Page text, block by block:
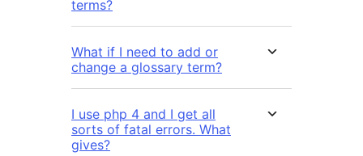
terms?
What if I need to add or
change a glossary term?
I use php 4 and I get all
sorts of fatal errors. What
gives?